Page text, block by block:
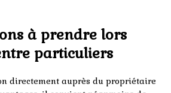
à prendre lors
particuliers
directement auprès du propriétaire